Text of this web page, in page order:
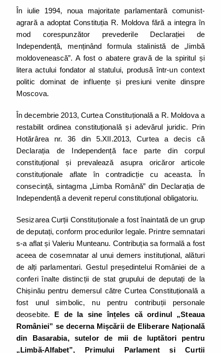
În iulie 1994, noua majoritate parlamentară comunist-
agrară a adoptat Constituția R. Moldova fără a integra în
mod corespunzător prevederile Declarației de
Independență, menținând formula stalinistă de „limbă
moldovenească”. A fost o abatere gravă de la spiritul și
litera actului fondator al statului, produsă într-un context
politic dominat de influențe și presiuni venite dinspre
Moscova.
În decembrie 2013, Curtea Constituțională a R. Moldova a
restabilit ordinea constituțională și adevărul juridic. Prin
Hotărârea nr. 36 din 5.XII.2013, Curtea a decis că
Declarația de Independență face parte din corpul
constituțional și prevalează asupra oricăror articole
constituționale aflate în contradicție cu aceasta. În
consecință, sintagma „Limba Română” din Declarația de
Independență a devenit reperul constituțional obligatoriu.
Sesizarea Curții Constituționale a fost înaintată de un grup
de deputați, conform procedurilor legale. Printre semnatari
s-a aflat și Valeriu Munteanu. Contribuția sa formală a fost
aceea de cosemnatar al unui demers instituțional, alături
de alți parlamentari. Gestul președintelui României de a
conferi înalte distincții de stat grupului de deputați de la
Chișinău pentru demersul către Curtea Constituțională a
fost unul simbolic, nu pentru contribuții personale
deosebite. E de la sine înțeles că ordinul „Steaua
României” se decerna Mișcării de Eliberare Națională
din Basarabia, sutelor de mii de luptători pentru
„Limbă-Alfabet”, Primului Parlament și Curții